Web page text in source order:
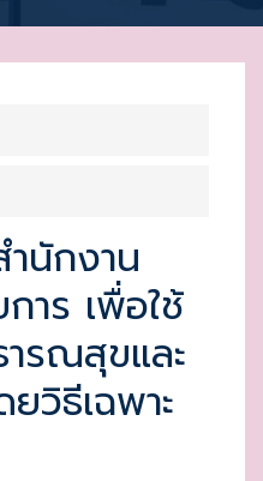
นักงาน
าร เพื่อใช้
รณสุขและ
วิธีเฉพาะ